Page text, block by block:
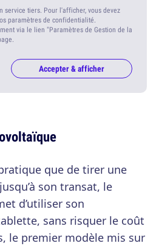
service tiers. Pour l'afficher, vous devez
paramètres de confidentialité.
via le lien "Paramètres de Gestion de la
Accepter & afficher
que de tirer une
son transat, le
d’utiliser son
sans risquer le coût
le premier modèle mis sur